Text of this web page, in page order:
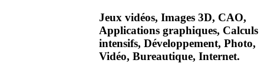
Jeux vidéos, Images 3D, CAO,
Applications graphiques, Calculs
intensifs, Développement, Photo,
Vidéo, Bureautique, Internet.